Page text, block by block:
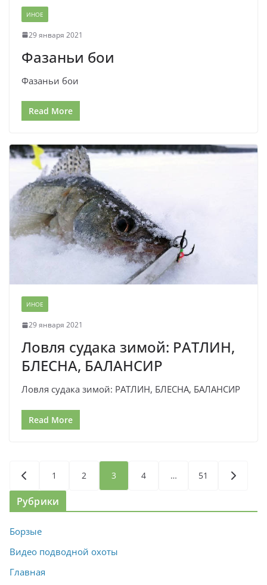
ИНОЕ
29 января 2021
Фазаньи бои
Фазаньи бои
Read More
ИНОЕ
29 января 2021
Ловля судака зимой: РАТЛИН,
БЛЕСНА, БАЛАНСИР
Ловля судака зимой: РАТЛИН, БЛЕСНА, БАЛАНСИР
Read More
Пагинация
записей
1 2 3 4 … 51
Рубрики
Борзые
Видео подводной охоты
Главная